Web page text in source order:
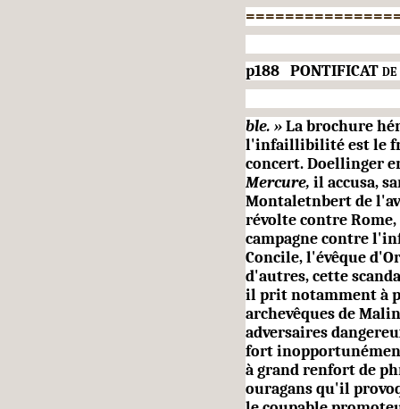
p188 PONTIFICAT
ble. »La brochure
l'infailli­bilité est le
concert. Doellinger
Mercure, il accusa,
Montaletnbert de
révolte contre
campagne contre
Concile, l'évêque
d'autres, cette
il prit notamment à
archevêques de
adversaires
fort
à grand renfort de
ouragans qu'il